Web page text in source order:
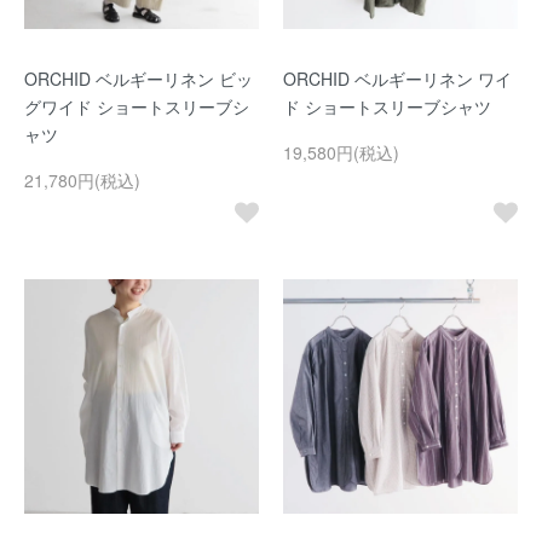
ORCHID ベルギーリネン ビッ
グワイド ショートスリーブシ
ャツ
21,780円(税込)
ORCHID ベルギーリネン ワイ
ド ショートスリーブシャツ
19,580円(税込)